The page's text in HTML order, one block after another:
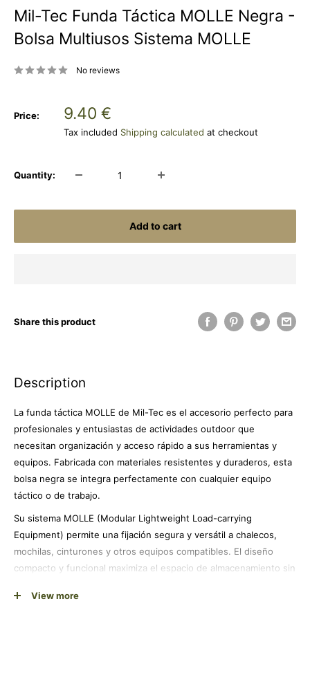
Mil-Tec Funda Táctica MOLLE Negra -
Bolsa Multiusos Sistema MOLLE
No reviews
Price:
Sale
price
9.40 €
Tax included Shipping calculated at checkout
Quantity:
Add to cart
Share this product
Description
La funda táctica MOLLE de Mil-Tec es el accesorio perfecto para
profesionales y entusiastas de actividades outdoor que
necesitan organización y acceso rápido a sus herramientas y
equipos. Fabricada con materiales resistentes y duraderos, esta
bolsa negra se integra perfectamente con cualquier equipo
táctico o de trabajo.
Su sistema MOLLE (Modular Lightweight Load-carrying
Equipment) permite una fijación segura y versátil a chalecos,
mochilas, cinturones y otros equipos compatibles. El diseño
compacto y funcional maximiza el espacio de almacenamiento sin
View more